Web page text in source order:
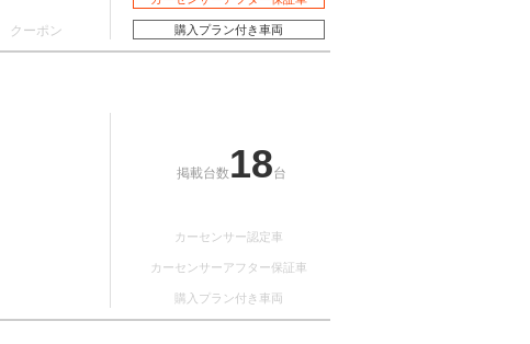
クーポン 購入プラン付き車両
掲載台数 18台
カーセンサー認定車
カーセンサーアフター保証車
購入プラン付き車両